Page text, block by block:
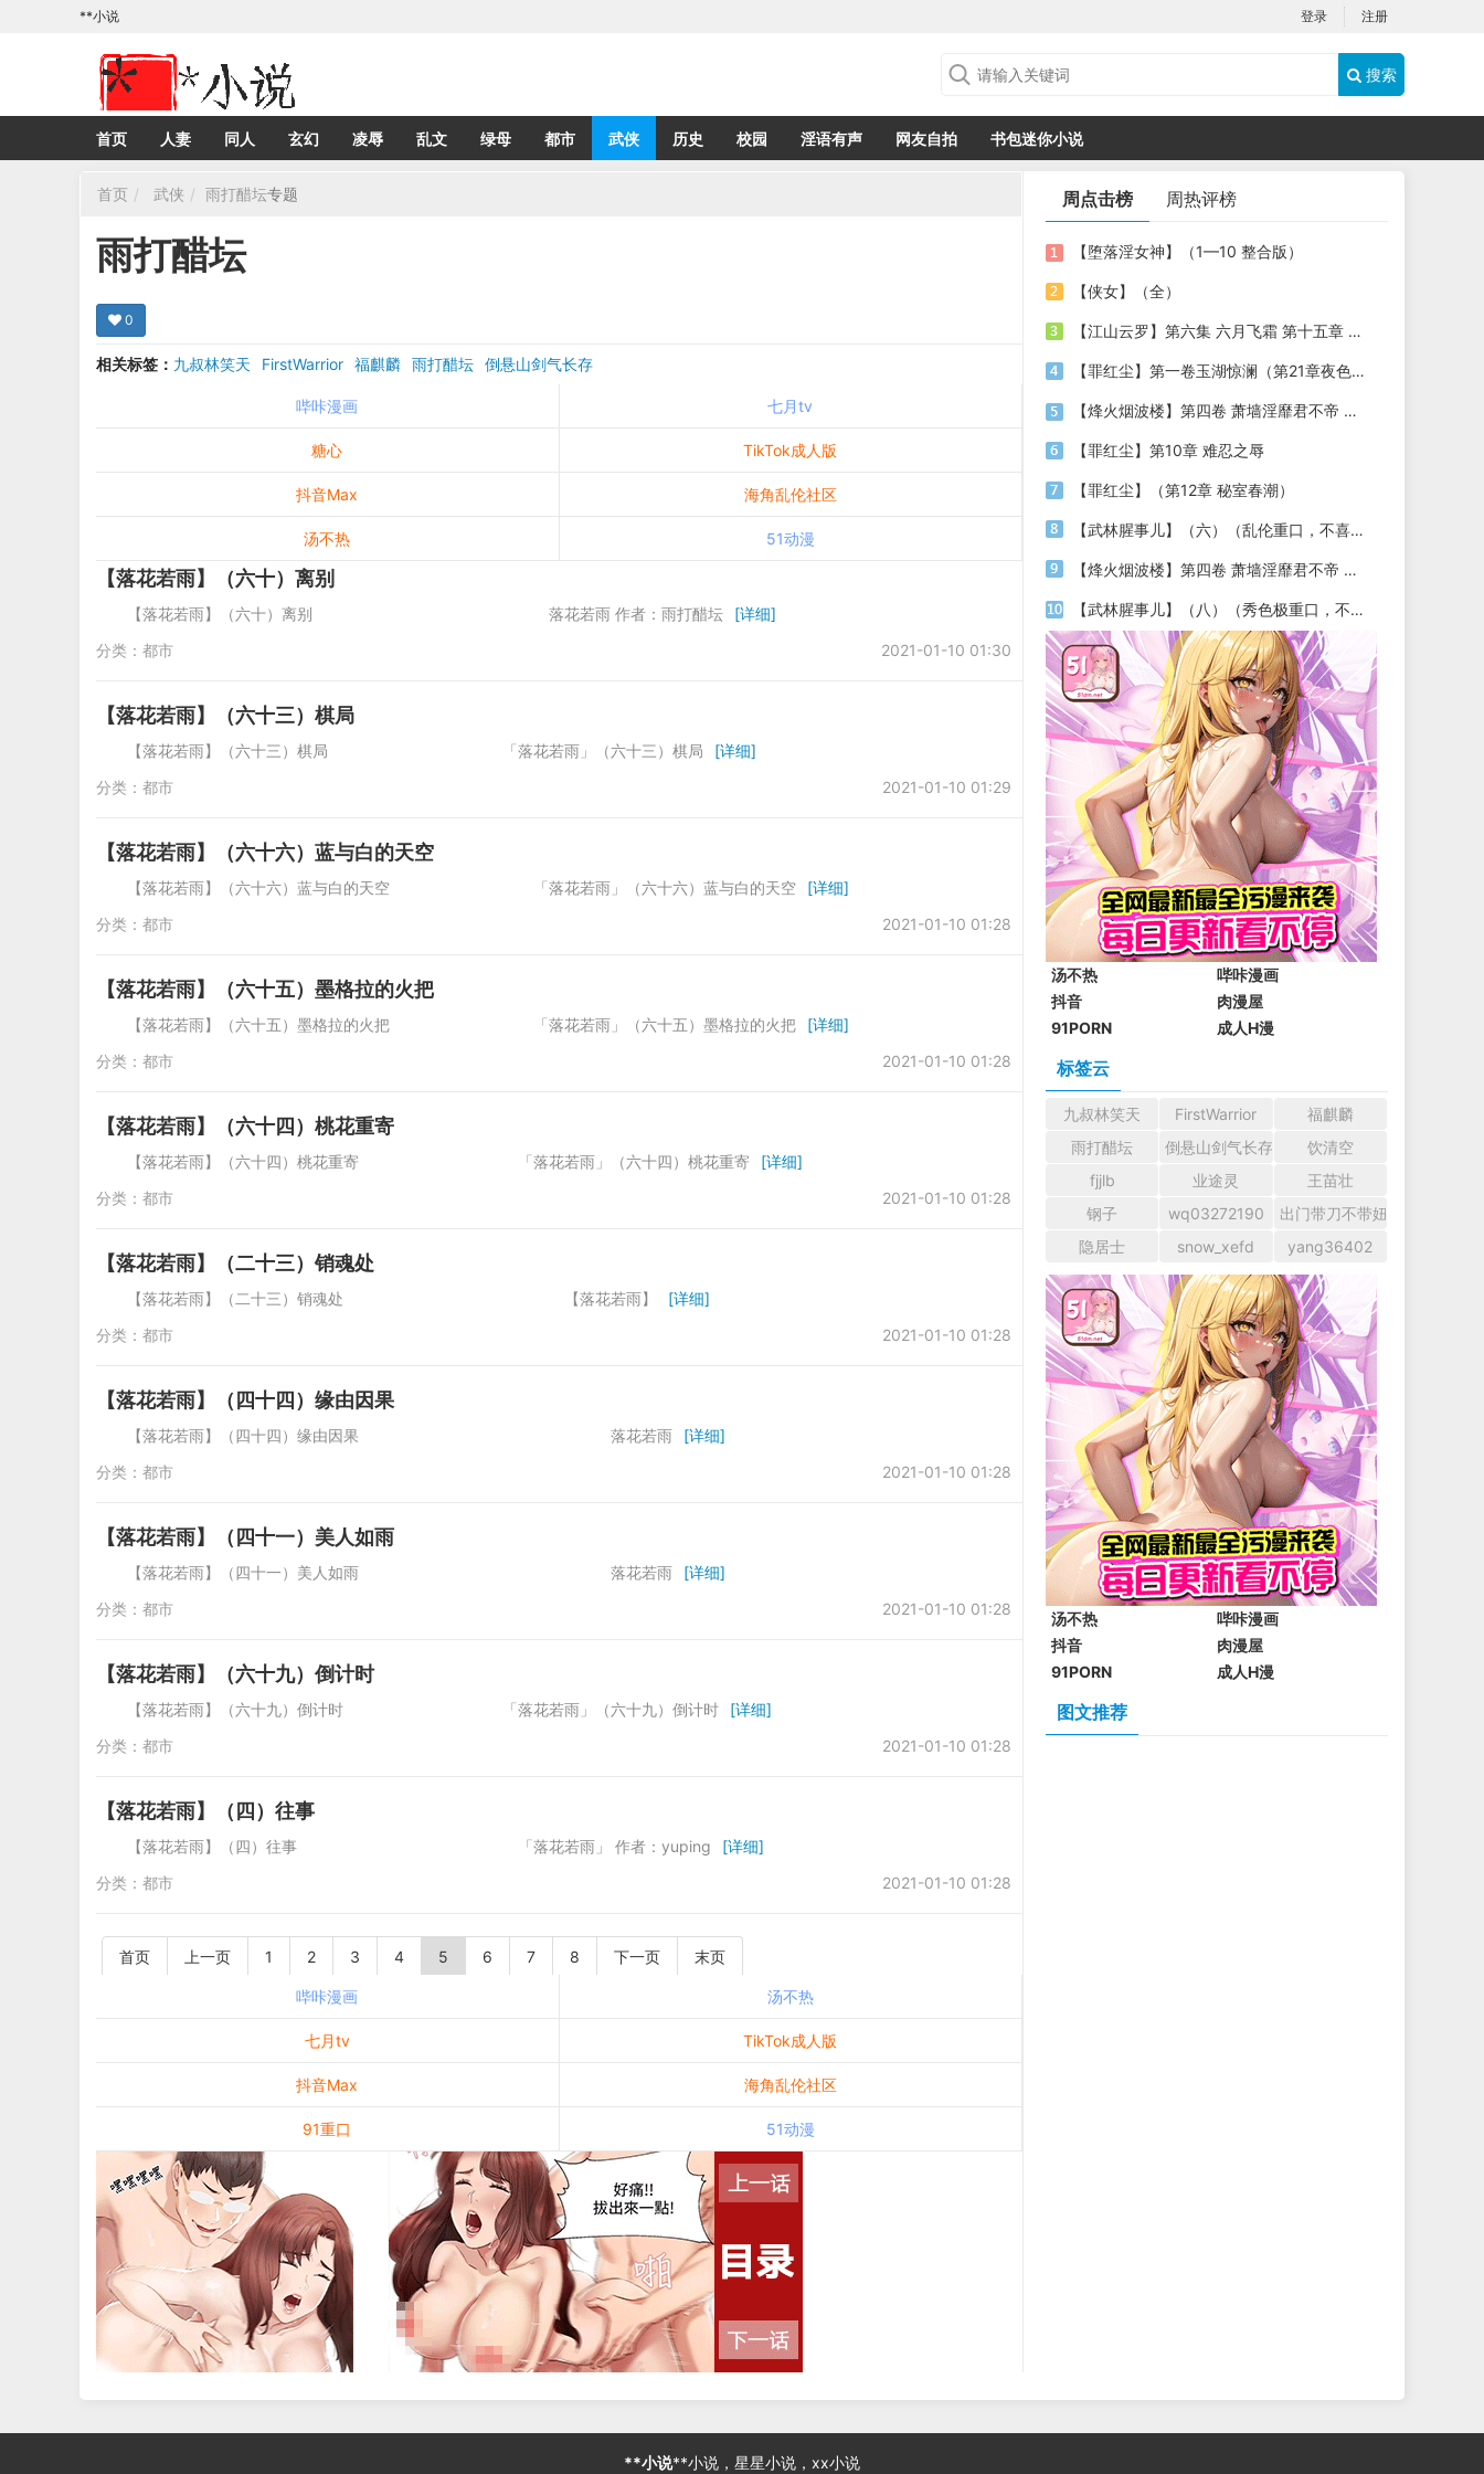
**小说 登录 注册
搜索
首页 人妻 同人 玄幻 凌辱 乱文 绿母 都市 武侠 历史 校园 淫语有声 网友自拍 书包迷你小说
首页 武侠 雨打醋坛专题
雨打醋坛
0
相关标签： 九叔林笑天 FirstWarrior 福麒麟 雨打醋坛 倒悬山剑气长存
哔咔漫画 七月tv
糖心 TikTok成人版
抖音Max 海角乱伦社区
汤不热 51动漫
【落花若雨】（六十）离别
【落花若雨】（六十）离别 落花若雨 作者：雨打醋坛
[详细]
2021-01-10 01:30
分类： 都市
【落花若雨】（六十三）棋局
【落花若雨】（六十三）棋局 「落花若雨」（六十三）棋局
[详细]
2021-01-10 01:29
分类： 都市
【落花若雨】（六十六）蓝与白的天空
【落花若雨】（六十六）蓝与白的天空 「落花若雨」（六十六）蓝与白的天空
[详细]
2021-01-10 01:28
分类： 都市
【落花若雨】（六十五）墨格拉的火把
【落花若雨】（六十五）墨格拉的火把 「落花若雨」（六十五）墨格拉的火把
[详细]
2021-01-10 01:28
分类： 都市
【落花若雨】（六十四）桃花重寄
【落花若雨】（六十四）桃花重寄 「落花若雨」（六十四）桃花重寄
[详细]
2021-01-10 01:28
分类： 都市
【落花若雨】（二十三）销魂处
【落花若雨】（二十三）销魂处 【落花若雨】
[详细]
2021-01-10 01:28
分类： 都市
【落花若雨】（四十四）缘由因果
【落花若雨】（四十四）缘由因果 落花若雨
[详细]
2021-01-10 01:28
分类： 都市
【落花若雨】（四十一）美人如雨
【落花若雨】（四十一）美人如雨 落花若雨
[详细]
2021-01-10 01:28
分类： 都市
【落花若雨】（六十九）倒计时
【落花若雨】（六十九）倒计时 「落花若雨」（六十九）倒计时
[详细]
2021-01-10 01:28
分类： 都市
【落花若雨】（四）往事
【落花若雨】（四）往事 「落花若雨」 作者：yuping
[详细]
2021-01-10 01:28
分类： 都市
首页 上一页 1 2 3 4 5 6 7 8 下一页 末页
哔咔漫画 汤不热
七月tv TikTok成人版
抖音Max 海角乱伦社区
91重口 51动漫
周点击榜 周热评榜
【堕落淫女神】（1—10 整合版）
【侠女】（全）
【江山云罗】第六集 六月飞霜 第十五章 兰心深种 复勘娇媃
【罪红尘】第一卷玉湖惊澜（第21章夜色凄迷）
【烽火烟波楼】第四卷 萧墙淫靡君不帝 第五章 桦之霜（下）
【罪红尘】第10章 难忍之辱
【罪红尘】（第12章 秘室春潮）
【武林腥事儿】（六）（乱伦重口，不喜莫入）
【烽火烟波楼】第四卷 萧墙淫靡君不帝 第六章 锦宫怨
【武林腥事儿】（八）（秀色极重口，不喜切莫入）
汤不热
哔咔漫画
抖音
肉漫屋
91PORN
成人H漫
标签云
九叔林笑天 FirstWarrior
福麒麟
雨打醋坛
倒悬山剑气长存
饮清空
fjjlb
业途灵
王苗壮
钢子
wq03272190
出门带刀不带妞
隐居士
snow_xefd yang36402
汤不热
哔咔漫画
抖音
肉漫屋
91PORN
成人H漫
图文推荐
**小说**小说，星星小说，xx小说